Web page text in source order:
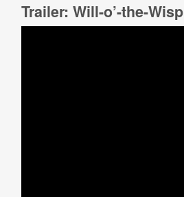
Trailer: Will-o’-the-Wisp